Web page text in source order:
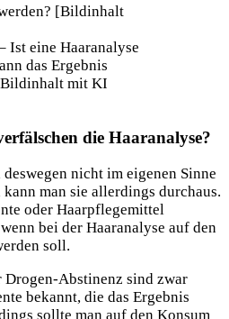
Ist eine Haaranalyse
das Ergebnis
mit KI
die Haaranalyse?
nicht im eigenen Sinne
man sie allerdings durchaus.
oder Haarpflegemittel
bei der Haaranalyse auf den
soll.
Abstinenz sind zwar
bekannt, die das Ergebnis
sollte man auf den Konsum